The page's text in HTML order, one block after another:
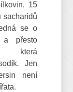
15
sacharidů
se o
a přesto
která
Jen
není